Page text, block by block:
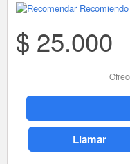
Recomiendo
$ 25.000
Llamar